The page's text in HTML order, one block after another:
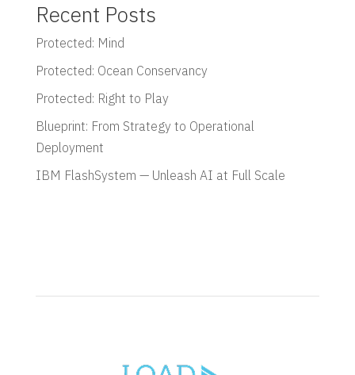
Recent Posts
Protected: Mind
Protected: Ocean Conservancy
Protected: Right to Play
Blueprint: From Strategy to Operational
Deployment
IBM FlashSystem — Unleash AI at Full Scale